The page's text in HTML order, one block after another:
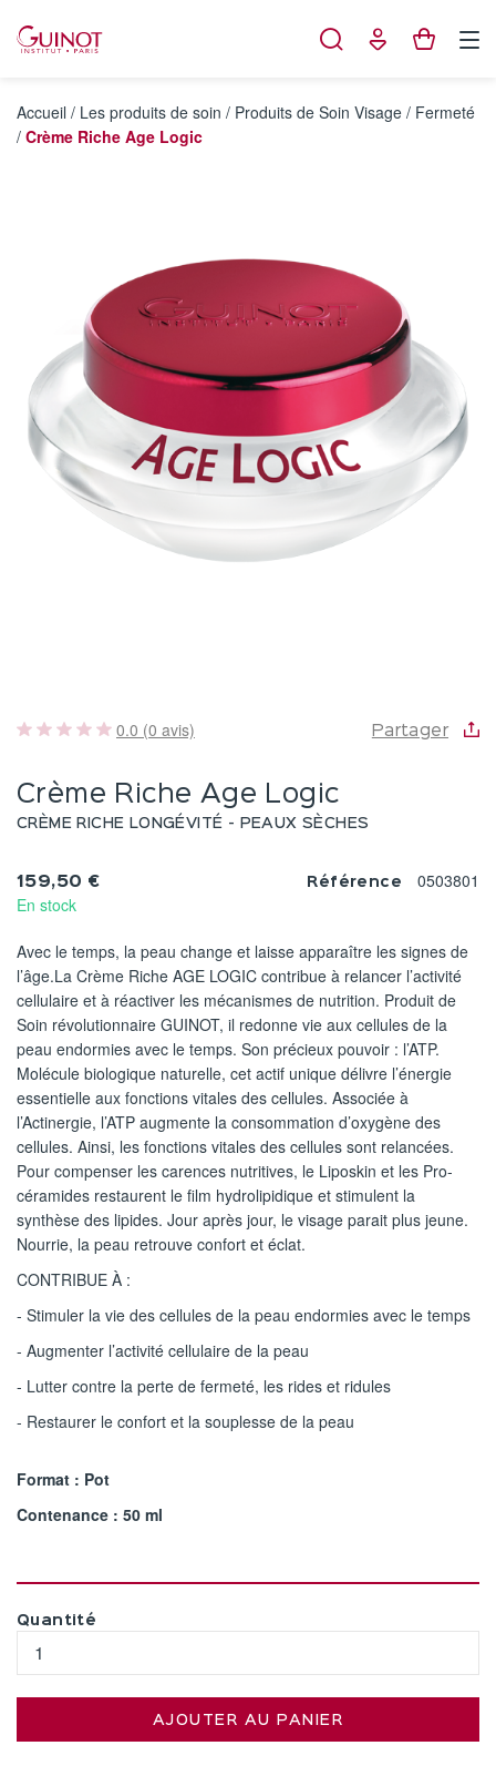
Accueil / Les produits de soin / Produits de Soin Visage / Fermeté
/ Crème Riche Age Logic
0.0 (0 avis) Partager
Crème Riche Age Logic
CRÈME RICHE LONGÉVITÉ - PEAUX SÈCHES
159,50 €
En stock
Référence 0503801
Avec le temps, la peau change et laisse apparaître les signes de
l’âge.La Crème Riche AGE LOGIC contribue à relancer l’activité
cellulaire et à réactiver les mécanismes de nutrition. Produit de
Soin révolutionnaire GUINOT, il redonne vie aux cellules de la
peau endormies avec le temps. Son précieux pouvoir : l’ATP.
Molécule biologique naturelle, cet actif unique délivre l’énergie
essentielle aux fonctions vitales des cellules. Associée à
l’Actinergie, l’ATP augmente la consommation d’oxygène des
cellules. Ainsi, les fonctions vitales des cellules sont relancées.
Pour compenser les carences nutritives, le Liposkin et les Pro-
céramides restaurent le film hydrolipidique et stimulent la
synthèse des lipides. Jour après jour, le visage parait plus jeune.
Nourrie, la peau retrouve confort et éclat.
CONTRIBUE À :
- Stimuler la vie des cellules de la peau endormies avec le temps
- Augmenter l’activité cellulaire de la peau
- Lutter contre la perte de fermeté, les rides et ridules
- Restaurer le confort et la souplesse de la peau
Format : Pot
Contenance : 50 ml
Quantité
AJOUTER AU PANIER